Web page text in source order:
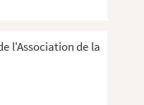
l'Association de la